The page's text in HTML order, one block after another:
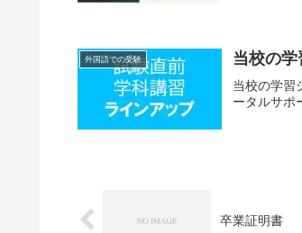
外国語での受験 当校の
当校の学習
ータルサポ
卒業証明書